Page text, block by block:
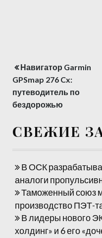
Навигация
по
записям
Навигатор Garmin
GPSmap 276 Cx:
путеводитель по
бездорожью
СВЕЖИЕ
В ОСК
аналоги
Таможенный союз
производство ПЭТ-
В лидеры нового
холдинг» и 6 его